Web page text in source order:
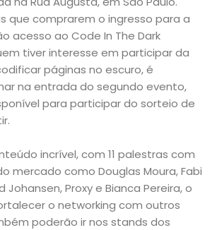
que comprarem o ingresso para a
acesso ao Code In The Dark
tiver interesse em participar da
páginas no escuro, é
na entrada do segundo evento,
para participar do sorteio de
incrível, com 11 palestras com
mercado como Douglas Moura, Fabi
Johansen, Proxy e Bianca Pereira, o
o networking com outros
poderão ir nos stands dos